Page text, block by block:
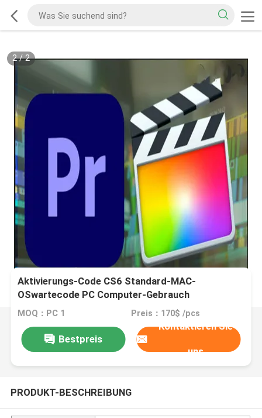
2/2
Aktivierungs-Code CS6 Standard-MAC-
OSwartecode PC Computer-Gebrauch
MOQ：PC 1 Preis：170$ /pcs
Bestpreis
Kontaktieren Sie
uns
PRODUKT-BESCHREIBUNG